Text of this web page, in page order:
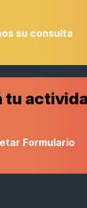
su consulta
tu
Formulario